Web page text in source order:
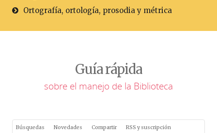
Ortografía, ortología, prosodia y métrica
Guía rápida
sobre el manejo de la Biblioteca
Búsquedas Novedades Compartir RSS y suscripción